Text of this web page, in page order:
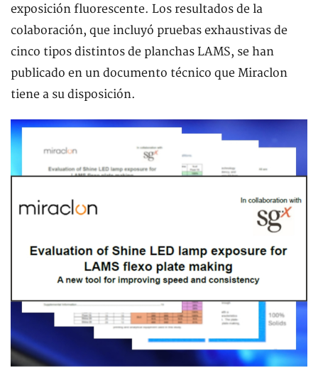
exposición fluorescente. Los resultados de la
colaboración, que incluyó pruebas exhaustivas de
cinco tipos distintos de planchas LAMS, se han
publicado en un documento técnico que Miraclon
tiene a su disposición.